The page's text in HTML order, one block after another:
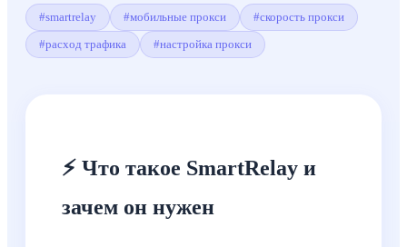
#smartrelay #мобильные прокси #скорость прокси
#расход трафика #настройка прокси
⚡ Что такое SmartRelay и
зачем он нужен